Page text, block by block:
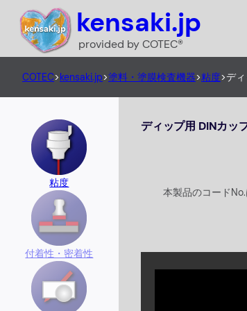
キ
kensaki.jp
provided by COTEC®
COTEC>kensaki.jp>塗料・塗膜検査機器>粘度>デ
付着性・密着性
粘度
ディップ用 DINカッ
本製品のコード